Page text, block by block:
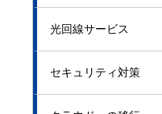
光回線サービス
セキュリティ対策